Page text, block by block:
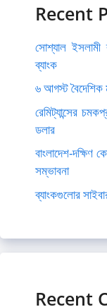
Recent
সোশ্যাল ইসলামী
ব্যাংক
৬ আগস্ট বৈদেশিক
রেমিট্যান্সের
ডলার
বাংলাদেশ-দক্ষিণ
সম্ভাবনা
ব্যাংকগুলোর
Recent